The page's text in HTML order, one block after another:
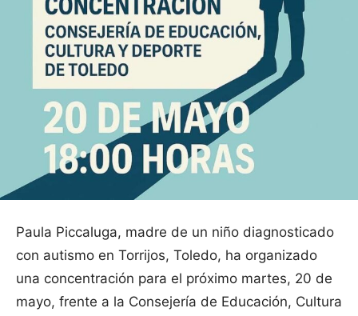
Paula Piccaluga, madre de un niño diagnosticado
con autismo en Torrijos, Toledo, ha organizado
una concentración para el próximo martes, 20 de
mayo, frente a la Consejería de Educación, Cultura